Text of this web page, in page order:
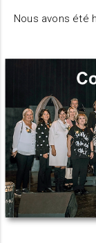
Nous avons été